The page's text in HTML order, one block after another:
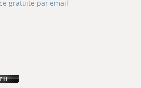
gratuite par email